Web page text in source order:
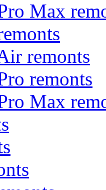
Max
remonts
remonts
Max